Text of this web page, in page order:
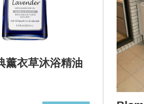
薰衣草沐浴精油